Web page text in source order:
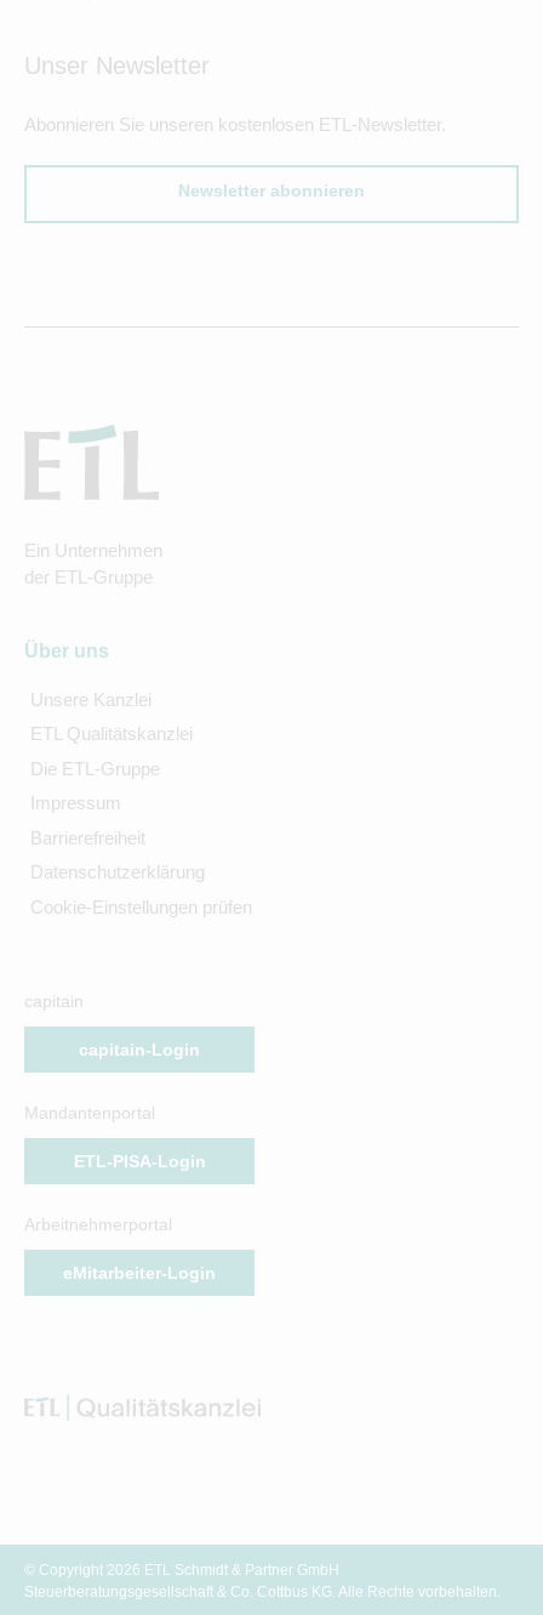
Unser Newsletter
Abonnieren Sie unseren kostenlosen ETL-Newsletter.
Newsletter abonnieren
Ein Unternehmen
der ETL-Gruppe
Über uns
Unsere Kanzlei
ETL Qualitätskanzlei
Die ETL-Gruppe
Impressum
Barrierefreiheit
Datenschutzerklärung
Cookie-Einstellungen prüfen
capitain
capitain-Login
Mandantenportal
ETL-PISA-Login
Arbeitnehmerportal
eMitarbeiter-Login
© Copyright 2026 ETL Schmidt & Partner GmbH
Steuerberatungsgesellschaft & Co. Cottbus KG. Alle Rechte vorbehalten.